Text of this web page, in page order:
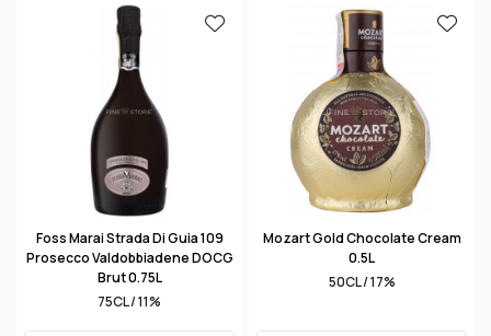
Foss Marai Strada Di Guia 109
Prosecco Valdobbiadene DOCG
Brut 0.75L
75CL / 11%
Mozart Gold Chocolate Cream
0.5L
50CL / 17%